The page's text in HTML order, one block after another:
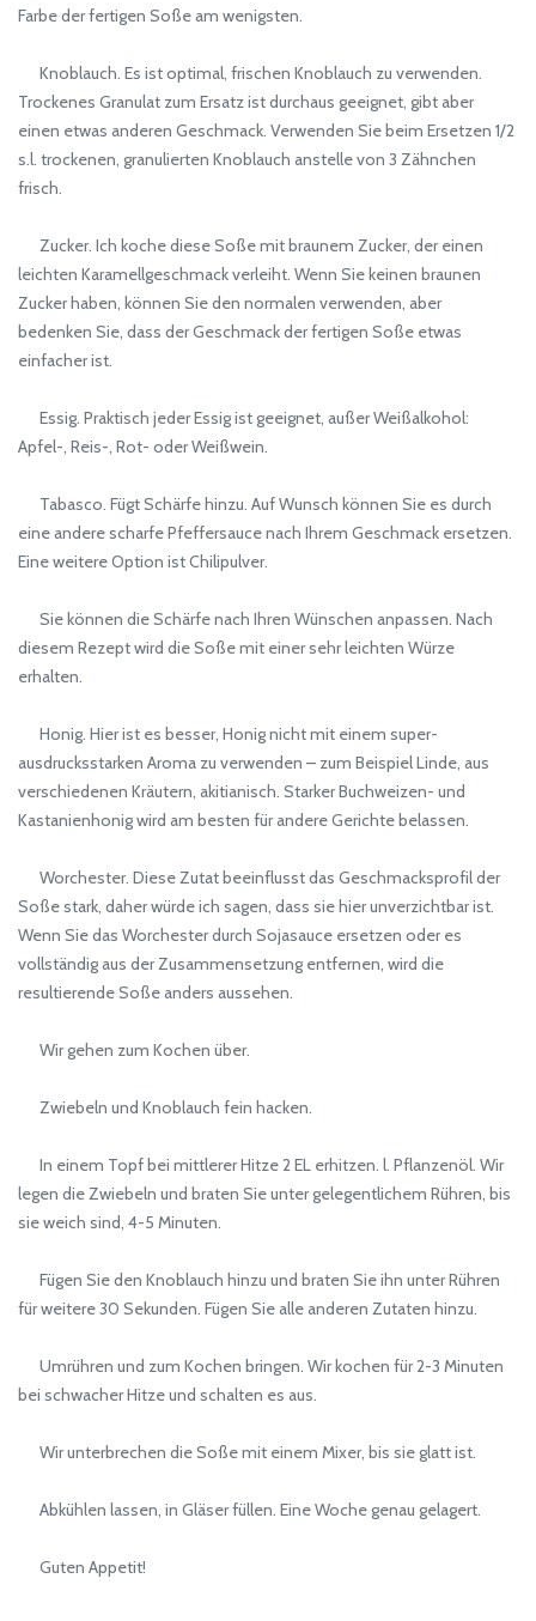
Farbe der fertigen Soße am wenigsten.
Knoblauch. Es ist optimal, frischen Knoblauch zu verwenden.
Trockenes Granulat zum Ersatz ist durchaus geeignet, gibt aber
einen etwas anderen Geschmack. Verwenden Sie beim Ersetzen 1/2
s.l. trockenen, granulierten Knoblauch anstelle von 3 Zähnchen
frisch.
Zucker. Ich koche diese Soße mit braunem Zucker, der einen
leichten Karamellgeschmack verleiht. Wenn Sie keinen braunen
Zucker haben, können Sie den normalen verwenden, aber
bedenken Sie, dass der Geschmack der fertigen Soße etwas
einfacher ist.
Essig. Praktisch jeder Essig ist geeignet, außer Weißalkohol:
Apfel-, Reis-, Rot- oder Weißwein.
Tabasco. Fügt Schärfe hinzu. Auf Wunsch können Sie es durch
eine andere scharfe Pfeffersauce nach Ihrem Geschmack ersetzen.
Eine weitere Option ist Chilipulver.
Sie können die Schärfe nach Ihren Wünschen anpassen. Nach
diesem Rezept wird die Soße mit einer sehr leichten Würze
erhalten.
Honig. Hier ist es besser, Honig nicht mit einem super-
ausdrucksstarken Aroma zu verwenden – zum Beispiel Linde, aus
verschiedenen Kräutern, akitianisch. Starker Buchweizen- und
Kastanienhonig wird am besten für andere Gerichte belassen.
Worchester. Diese Zutat beeinflusst das Geschmacksprofil der
Soße stark, daher würde ich sagen, dass sie hier unverzichtbar ist.
Wenn Sie das Worchester durch Sojasauce ersetzen oder es
vollständig aus der Zusammensetzung entfernen, wird die
resultierende Soße anders aussehen.
Wir gehen zum Kochen über.
Zwiebeln und Knoblauch fein hacken.
In einem Topf bei mittlerer Hitze 2 EL erhitzen. l. Pflanzenöl. Wir
legen die Zwiebeln und braten Sie unter gelegentlichem Rühren, bis
sie weich sind, 4-5 Minuten.
Fügen Sie den Knoblauch hinzu und braten Sie ihn unter Rühren
für weitere 30 Sekunden. Fügen Sie alle anderen Zutaten hinzu.
Umrühren und zum Kochen bringen. Wir kochen für 2-3 Minuten
bei schwacher Hitze und schalten es aus.
Wir unterbrechen die Soße mit einem Mixer, bis sie glatt ist.
Abkühlen lassen, in Gläser füllen. Eine Woche genau gelagert.
Guten Appetit!